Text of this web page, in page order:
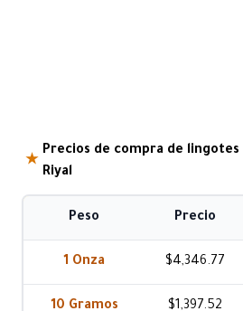
★
Precios de compra de lingotes
Riyal
Peso Precio
1 Onza $4,346.77
10 Gramos $1,397.52